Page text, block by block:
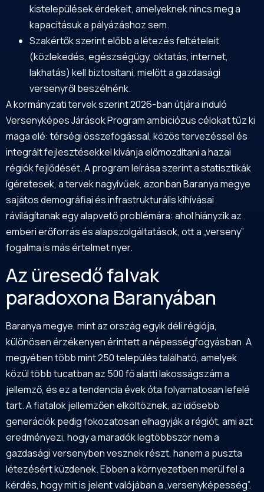
kistelepülések érdekeit, amelyeknek nincs meg a
kapacitásuk a pályázáshoz sem.
Szakértők szerint előbb a létezés feltételeit
(közlekedés, egészségügy, oktatás, internet,
lakhatás) kell biztosítani, mielőtt a gazdasági
versenyről beszélnénk.
A kormányzati tervek szerint 2026-ban útjára induló
Versenyképes Járások Program ambiciózus célokat tűz ki
maga elé: térségi összefogással, közös tervezéssel és
integrált fejlesztésekkel kívánja előmozdítani a hazai
régiók fejlődését. A program leírása szerint a statisztikák
ígéretesek, a tervek nagyívűek, azonban Baranya megye
sajátos demográfiai és infrastrukturális kihívásai
rávilágítanak egy alapvető problémára: ahol hiányzik az
emberi erőforrás és alapszolgáltatások, ott a „verseny”
fogalma is más értelmet nyer.
Az üresedő falvak
paradoxona Baranyában
Baranya megye, mint az ország egyik déli régiója,
különösen érzékenyen érintett a népességfogyásban. A
megyében több mint 250 település található, amelyek
közül több tucatban az 500 fő alatti lakosságszám a
jellemző, és ez a tendencia évek óta folyamatosan lefelé
tart. A fiatalok jellemzően elköltöznek, az idősebb
generációk pedig fokozatosan elhagyják a régiót, ami azt
eredményezi, hogy a maradók legtöbbször nem a
gazdasági versenyben vesznek részt, hanem a puszta
létezésért küzdenek. Ebben a környezetben merül fel a
kérdés, hogy mit is jelent valójában a „versenyképesség”.